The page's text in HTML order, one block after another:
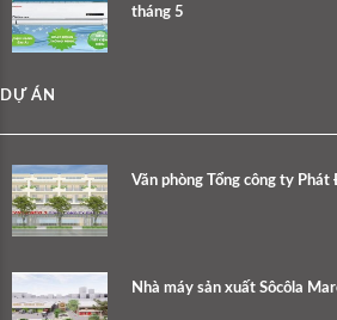
tháng 5
DỰ ÁN
Văn phòng Tổng công ty Phát
Nhà máy sản xuất Sôcôla